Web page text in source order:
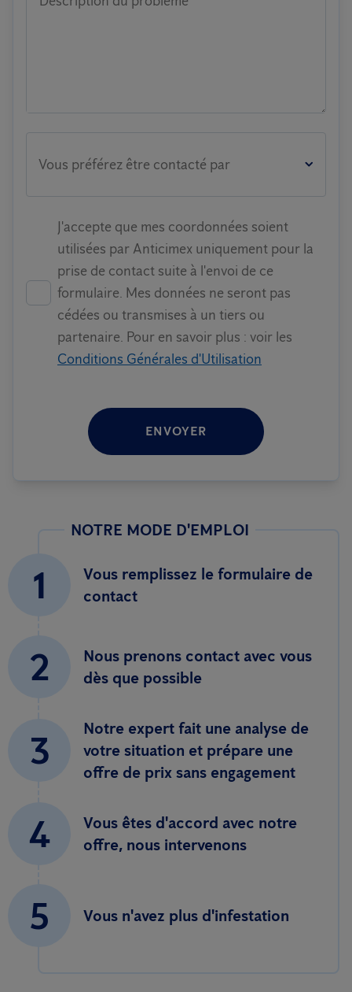
Vous préférez être contacté par
J'accepte que mes coordonnées soient
utilisées par Anticimex uniquement pour la
prise de contact suite à l'envoi de ce
formulaire. Mes données ne seront pas
cédées ou transmises à un tiers ou
partenaire. Pour en savoir plus : voir les
Conditions Générales d'Utilisation
ENVOYER
NOTRE MODE D'EMPLOI
1
Vous remplissez le formulaire de
contact
2
Nous prenons contact avec vous
dès que possible
3
Notre expert fait une analyse de
votre situation et prépare une
offre de prix sans engagement
4
Vous êtes d'accord avec notre
offre, nous intervenons
5 Vous n'avez plus d'infestation